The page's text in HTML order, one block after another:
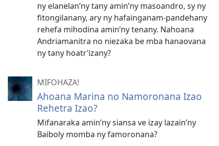
ny elanelan’ny tany amin’ny masoandro, sy ny
fitongilanany, ary ny hafainganam-pandehany
rehefa mihodina amin’ny tenany. Nahoana
Andriamanitra no niezaka be mba hanaovana
ny tany hoatr’izany?
MIFOHAZA!
Ahoana Marina no Namoronana Izao
Rehetra Izao?
Mifanaraka amin’ny siansa ve izay lazain’ny
Baiboly momba ny famoronana?